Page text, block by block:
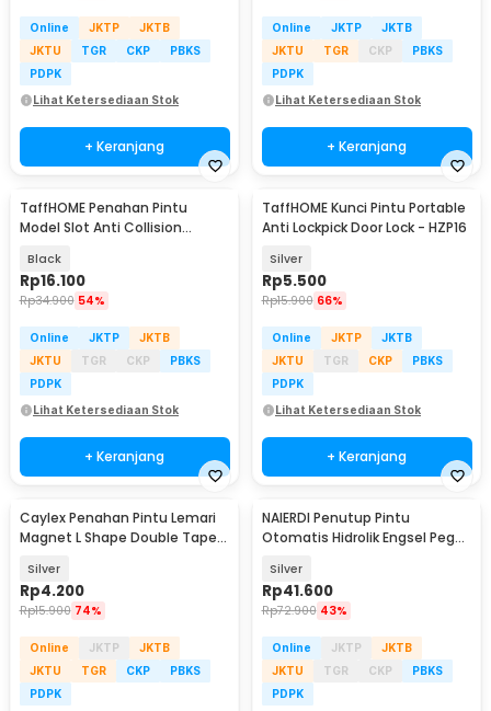
Online JKTP
JKTB
JKTU
TGR CKP
PBKS
PDPK
Lihat Ketersediaan Stok
+ Keranjang
Online JKTP
JKTB
JKTU
TGR CKP
PBKS
PDPK
Lihat Ketersediaan Stok
+ Keranjang
TaffHOME Penahan Pintu
Model Slot Anti Collision
X018
Black
Rp16.100
Rp34.900 54%
Online JKTP
JKTB
JKTU
TGR CKP
PBKS
PDPK
Lihat Ketersediaan Stok
+ Keranjang
TaffHOME Kunci Pintu Portable
Anti Lockpick Door Lock - HZP16
Silver
Rp5.500
Rp15.900 66%
Online JKTP
JKTB
JKTU
TGR CKP
PBKS
PDPK
Lihat Ketersediaan Stok
+ Keranjang
Baru
Caylex Penahan Pintu Lemari
Magnet L Shape Double Tape
Silver
Rp4.200
Rp15.900 74%
Online JKTP
JKTB
JKTU
TGR CKP
PBKS
PDPK
NAIERDI Penutup Pintu
Otomatis Hidrolik Engsel Pegas
Silver
Rp41.600
Rp72.900 43%
Online JKTP
JKTB
JKTU
TGR CKP
PBKS
PDPK